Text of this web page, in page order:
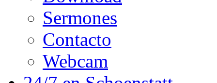
Sermones
Contacto
Webcam